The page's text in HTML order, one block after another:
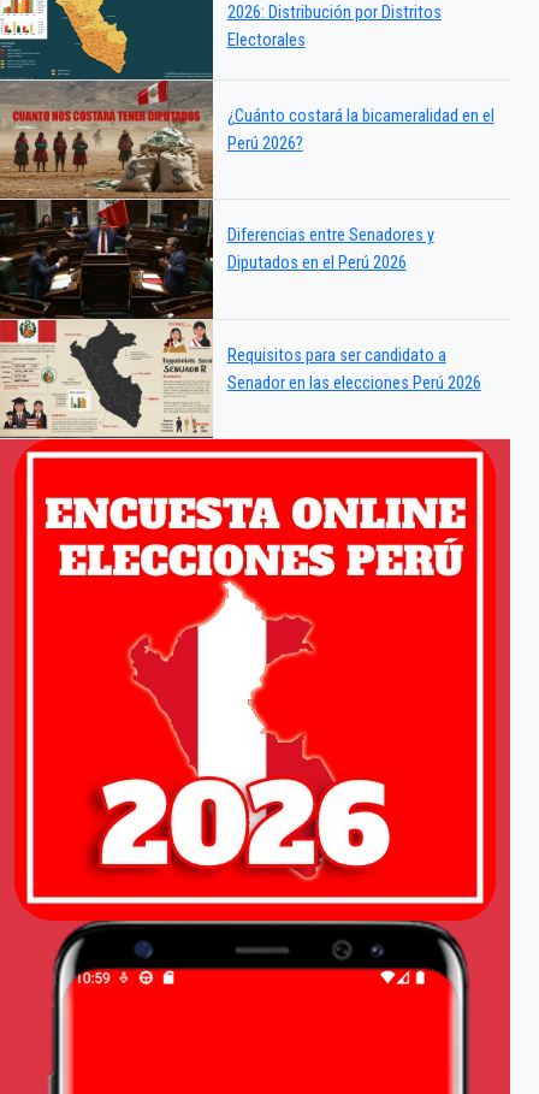
2026: Distribución por Distritos
Electorales
¿Cuánto costará la bicameralidad en el
Perú 2026?
Diferencias entre Senadores y
Diputados en el Perú 2026
Requisitos para ser candidato a
Senador en las elecciones Perú 2026